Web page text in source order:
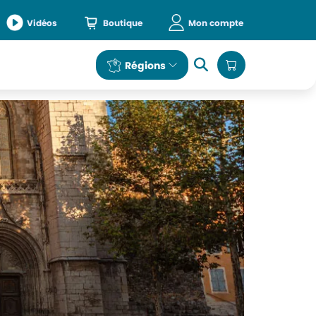
Vidéos Boutique Mon compte
Régions